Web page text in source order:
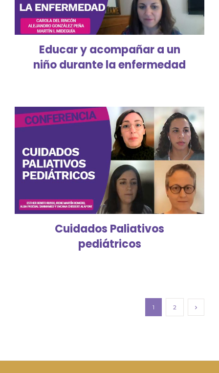
Educar y acompañar a un
niño durante la enfermedad
Cuidados Paliativos
pediátricos
1 2